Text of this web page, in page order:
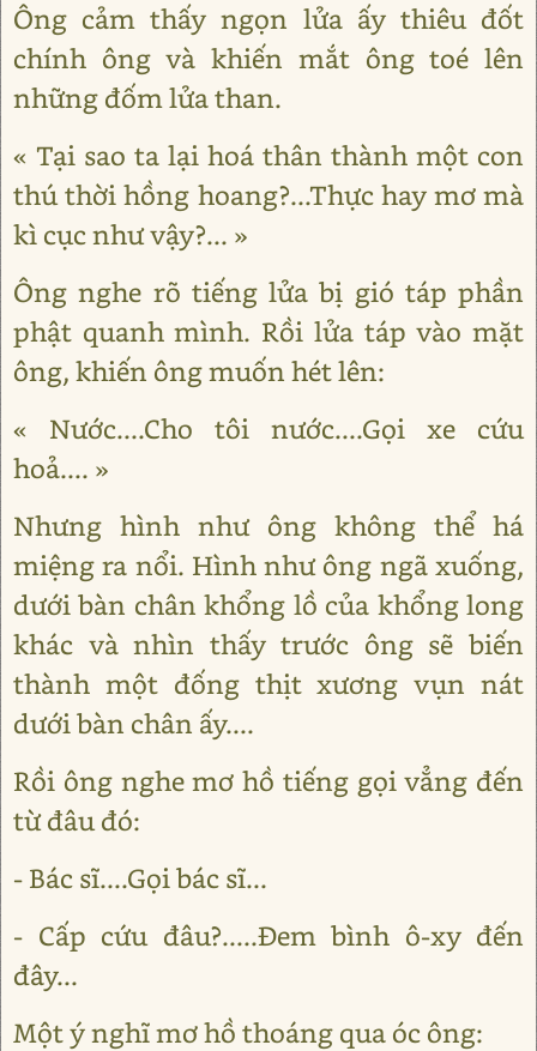
Ông cảm thấy ngọn lửa ấy thiêu đốt
chính ông và khiến mắt ông toé lên
những đốm lửa than.
« Tại sao ta lại hoá thân thành một con
thú thời hồng hoang?...Thực hay mơ mà
kì cục như vậy?... »
Ông nghe rõ tiếng lửa bị gió táp phần
phật quanh mình. Rồi lửa táp vào mặt
ông, khiến ông muốn hét lên:
« Nước....Cho tôi nước....Gọi xe cứu
hoả.... »
Nhưng hình như ông không thể há
miệng ra nổi. Hình như ông ngã xuống,
dưới bàn chân khổng lồ của khổng long
khác và nhìn thấy trước ông sẽ biến
thành một đống thịt xương vụn nát
dưới bàn chân ấy....
Rồi ông nghe mơ hồ tiếng gọi vẳng đến
từ đâu đó:
- Bác sĩ....Gọi bác sĩ...
- Cấp cứu đâu?.....Đem bình ô-xy đến
đây...
Một ý nghĩ mơ hồ thoáng qua óc ông: